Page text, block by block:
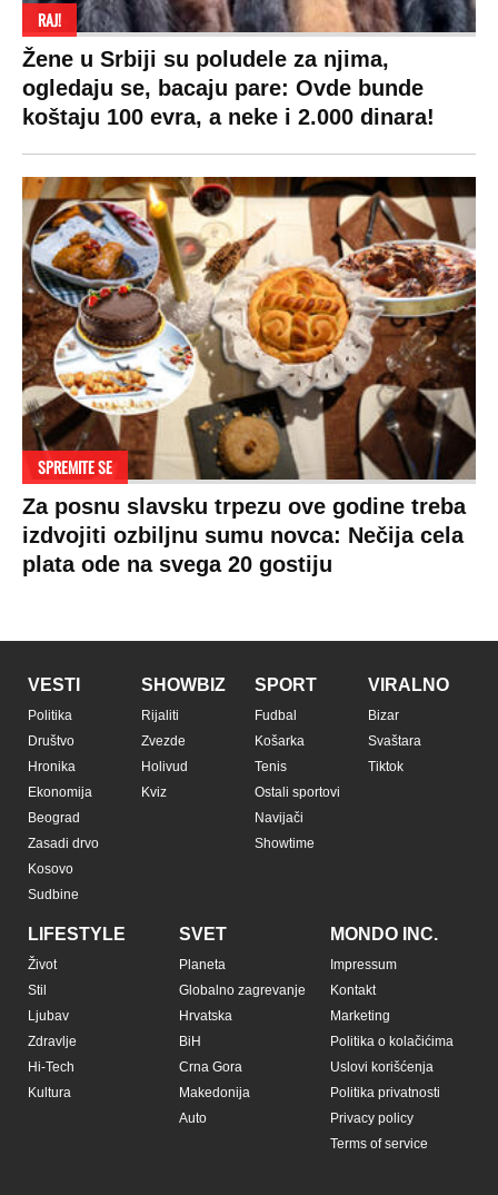
RAJ!
Žene u Srbiji su poludele za njima,
ogledaju se, bacaju pare: Ovde bunde
koštaju 100 evra, a neke i 2.000 dinara!
SPREMITE SE
Za posnu slavsku trpezu ove godine treba
izdvojiti ozbiljnu sumu novca: Nečija cela
plata ode na svega 20 gostiju
VESTI
Politika
Društvo
Hronika
Ekonomija
Beograd
Zasadi drvo
Kosovo
Sudbine
SHOWBIZ
Rijaliti
Zvezde
Holivud
Kviz
SPORT
Fudbal
Košarka
Tenis
Ostali sportovi
Navijači
Showtime
VIRALNO
Bizar
Svaštara
Tiktok
LIFESTYLE
Život
Stil
Ljubav
Zdravlje
Hi-Tech
Kultura
SVET
Planeta
Globalno zagrevanje
Hrvatska
BiH
Crna Gora
Makedonija
Auto
MONDO INC.
Impressum
Kontakt
Marketing
Politika o kolačićima
Uslovi korišćenja
Politika privatnosti
Privacy policy
Terms of service